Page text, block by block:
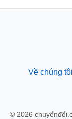
Về chúng tôi
© 2026